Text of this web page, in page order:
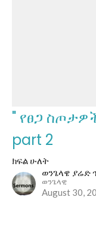
" የፀጋ
part 2
ክፍል ሁለት
ወንጌላዌ ያሬድ
ወንጌላዊ
August 30,